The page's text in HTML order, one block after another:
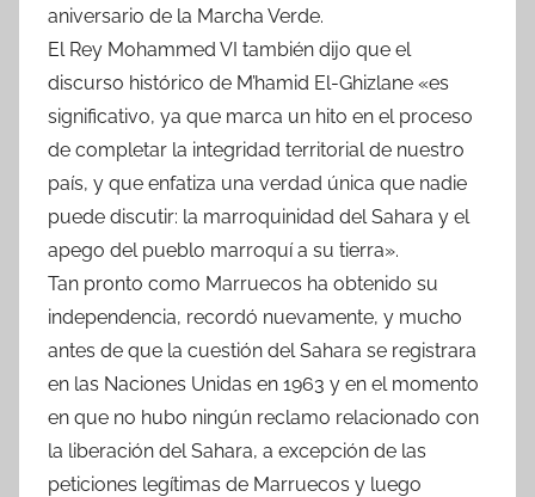
aniversario de la Marcha Verde.
El Rey Mohammed VI también dijo que el
discurso histórico de M’hamid El-Ghizlane «es
significativo, ya que marca un hito en el proceso
de completar la integridad territorial de nuestro
país, y que enfatiza una verdad única que nadie
puede discutir: la marroquinidad del Sahara y el
apego del pueblo marroquí a su tierra».
Tan pronto como Marruecos ha obtenido su
independencia, recordó nuevamente, y mucho
antes de que la cuestión del Sahara se registrara
en las Naciones Unidas en 1963 y en el momento
en que no hubo ningún reclamo relacionado con
la liberación del Sahara, a excepción de las
peticiones legítimas de Marruecos y luego